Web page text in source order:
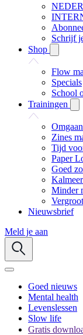
Schrijf
Shop
Flow
Specials
School
Trainingen
Zines
Tijd
Paper
Goed
Minder
Nieuwsbrief
Meld je aan
Goed nieuws
Mental health
Levenslessen
Slow life
Gratis